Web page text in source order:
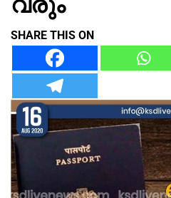
SHARE THIS ON